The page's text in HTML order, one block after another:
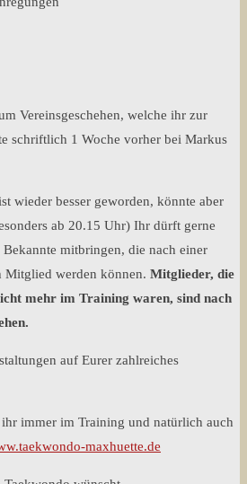
Vereinsgeschehen, welche ihr zur
schriftlich 1 Woche vorher bei Markus
wieder besser geworden, könnte aber
ab 20.15 Uhr) Ihr dürft gerne
mitbringen, die nach einer
Mitglied werden können. Mitglieder, die
mehr im Training waren, sind nach
auf Eurer zahlreiches
immer im Training und natürlich auch
maxhuette.de